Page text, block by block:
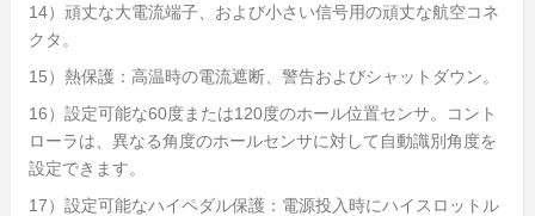
14）頑丈な大電流端子、および小さい信号用の頑丈な航空コネ
クタ。
15）熱保護：高温時の電流遮断、警告およびシャットダウン。
16）設定可能な60度または120度のホール位置センサ。コント
ローラは、異なる角度のホールセンサに対して自動識別角度を
設定できます。
17）設定可能なハイペダル保護：電源投入時にハイスロットル